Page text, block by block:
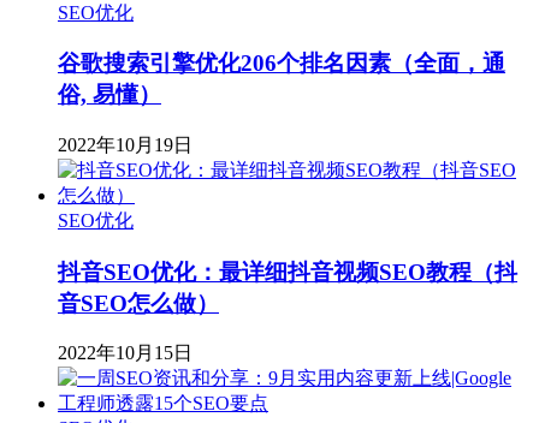
SEO优化
​谷歌搜索引擎优化206个排名因素（全面，通
俗, 易懂）
2022年10月19日
SEO优化
抖音SEO优化：最详细抖音视频SEO教程（抖
音SEO怎么做）
2022年10月15日